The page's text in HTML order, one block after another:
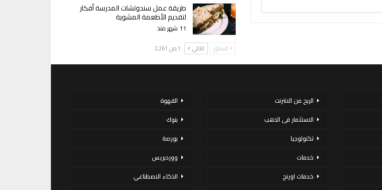
طريقة عمل سندوتشات المدرسة أفكار
لتقديم الأطعمة المشوية
11 شهر منذ
السابق التالي 1 من 2٬261
الربح من الانترنت
الاستثمار فى الذهب
تكنولوجيا
خدمات
خدمات اورنج
القهوة
بنوك
بورصة
ووردبريس
الذكاء الاصطناعي